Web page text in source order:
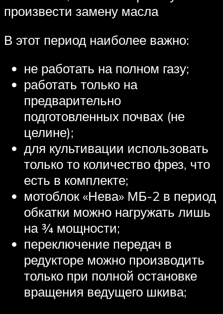
произвести замену масла
В этот период наиболее важно:
не работать на полном газу;
работать только на
предварительно
подготовленных почвах (не
целине);
для культивации использовать
только то количество фрез, что
есть в комплекте;
мотоблок «Нева» МБ-2 в период
обкатки можно нагружать лишь
на ¾ мощности;
переключение передач в
редукторе можно производить
только при полной остановке
вращения ведущего шкива;